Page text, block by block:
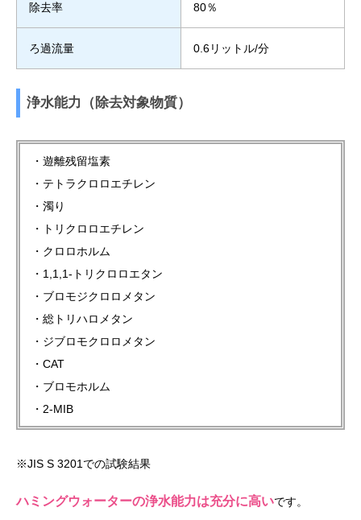
除去率 80％
ろ過流量 0.6リットル/分
浄水能力（除去対象物質）
・遊離残留塩素
・テトラクロロエチレン
・濁り
・トリクロロエチレン
・クロロホルム
・1,1,1-トリクロロエタン
・ブロモジクロロメタン
・総トリハロメタン
・ジブロモクロロメタン
・CAT
・ブロモホルム
・2-MIB
※JIS S 3201での試験結果
ハミングウォーターの浄水能力は充分に高いです。